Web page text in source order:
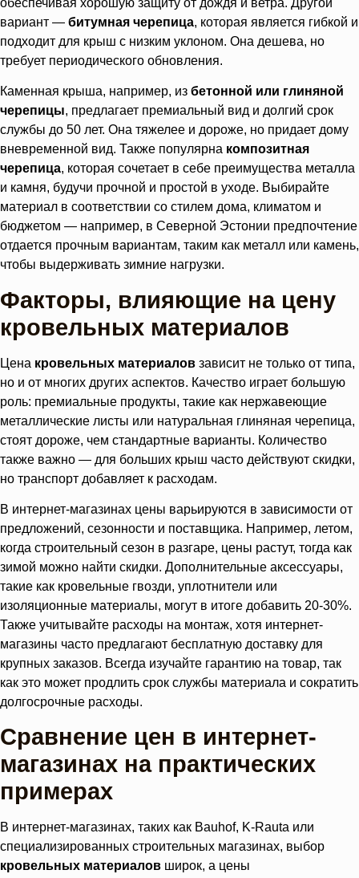
вариант — битумная черепица, которая является гибкой и
подходит для крыш с низким уклоном. Она дешева, но
требует периодического обновления.
Каменная крыша, например, из бетонной или глиняной
черепицы, предлагает премиальный вид и долгий срок
службы до 50 лет. Она тяжелее и дороже, но придает дому
вневременной вид. Также популярна композитная
черепица, которая сочетает в себе преимущества металла
и камня, будучи прочной и простой в уходе. Выбирайте
материал в соответствии со стилем дома, климатом и
бюджетом — например, в Северной Эстонии предпочтение
отдается прочным вариантам, таким как металл или камень,
чтобы выдерживать зимние нагрузки.
Факторы, влияющие на цену
кровельных материалов
Цена кровельных материалов зависит не только от типа,
но и от многих других аспектов. Качество играет большую
роль: премиальные продукты, такие как нержавеющие
металлические листы или натуральная глиняная черепица,
стоят дороже, чем стандартные варианты. Количество
также важно — для больших крыш часто действуют скидки,
но транспорт добавляет к расходам.
В интернет-магазинах цены варьируются в зависимости от
предложений, сезонности и поставщика. Например, летом,
когда строительный сезон в разгаре, цены растут, тогда как
зимой можно найти скидки. Дополнительные аксессуары,
такие как кровельные гвозди, уплотнители или
изоляционные материалы, могут в итоге добавить 20-30%.
Также учитывайте расходы на монтаж, хотя интернет-
магазины часто предлагают бесплатную доставку для
крупных заказов. Всегда изучайте гарантию на товар, так
как это может продлить срок службы материала и сократить
долгосрочные расходы.
Сравнение цен в интернет-
магазинах на практических
примерах
В интернет-магазинах, таких как Bauhof, K-Rauta или
специализированных строительных магазинах, выбор
кровельных материалов широк, а цены